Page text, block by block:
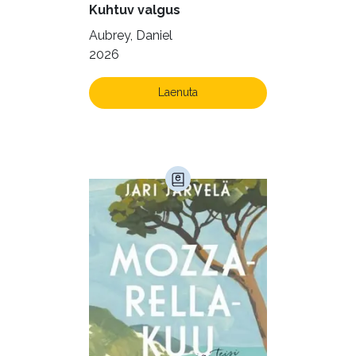
Krimi ja põnevik (1287)
Kultuur ja teadus (45)
Kunst ja looming (86)
Laste- ja noortekirjandus (582)
Loodusteadus (32)
Maamajandus (24)
Majandus (34)
Perioodika (15)
Psühholoogia (187)
Rahandus (46)
Religioon (107)
Siseturvalisus (34)
Sport (52)
Kuhtuv valgus
Aubrey, Daniel
2026
Laenuta